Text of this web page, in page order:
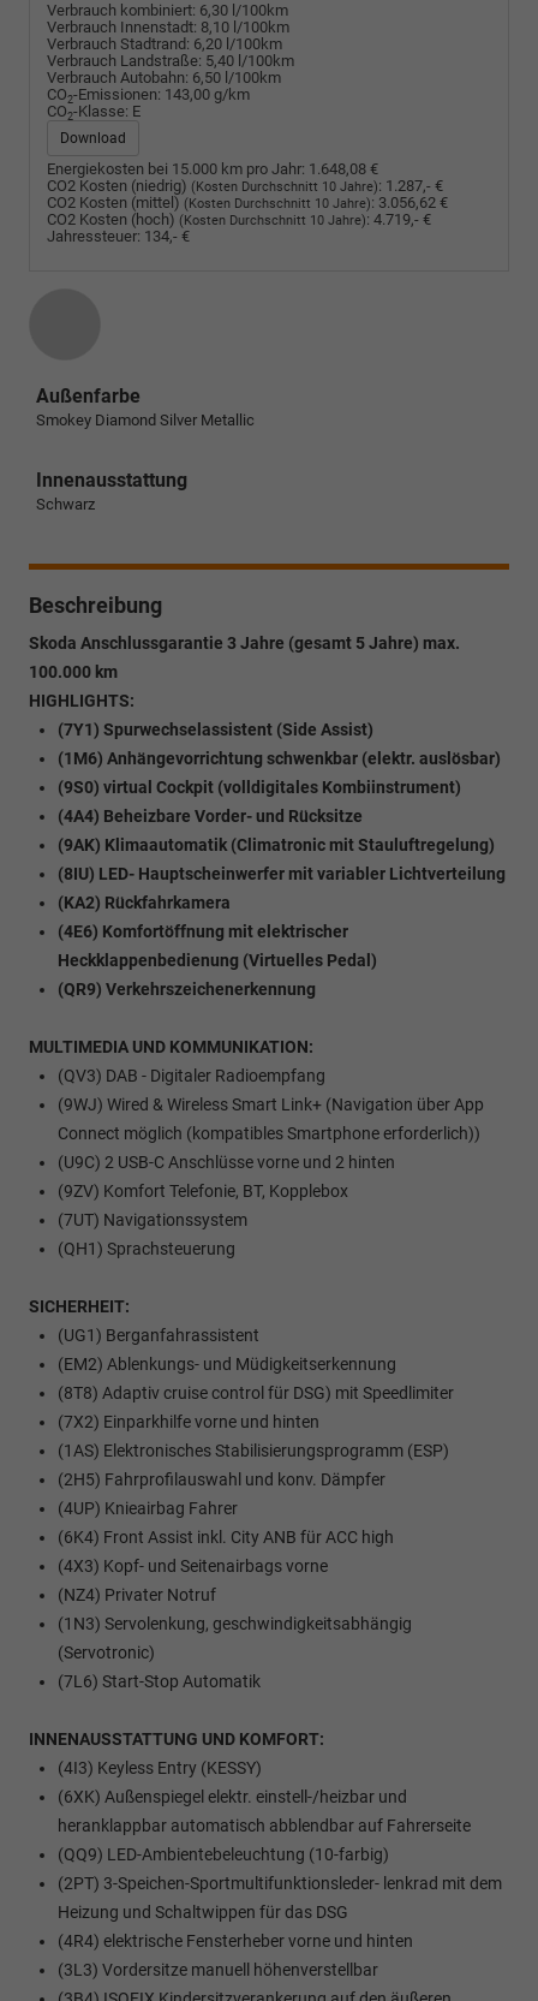
Verbrauch kombiniert: 6,30 l/100km
Verbrauch Innenstadt: 8,10 l/100km
Verbrauch Stadtrand: 6,20 l/100km
Verbrauch Landstraße: 5,40 l/100km
Verbrauch Autobahn: 6,50 l/100km
CO2-Emissionen: 143,00 g/km
CO2-Klasse: E
Download
Energiekosten bei 15.000 km pro Jahr: 1.648,08 €
CO2 Kosten (niedrig) (Kosten Durchschnitt 10 Jahre): 1.287,- €
CO2 Kosten (mittel) (Kosten Durchschnitt 10 Jahre): 3.056,62 €
CO2 Kosten (hoch) (Kosten Durchschnitt 10 Jahre): 4.719,- €
Jahressteuer: 134,- €
Außenfarbe
Smokey Diamond Silver Metallic
Innenausstattung
Schwarz
Beschreibung
Skoda Anschlussgarantie 3 Jahre (gesamt 5 Jahre) max.
100.000 km
HIGHLIGHTS:
(7Y1) Spurwechselassistent (Side Assist)
(1M6) Anhängevorrichtung schwenkbar (elektr. auslösbar)
(9S0) virtual Cockpit (volldigitales Kombiinstrument)
(4A4) Beheizbare Vorder- und Rücksitze
(9AK) Klimaautomatik (Climatronic mit Stauluftregelung)
(8IU) LED- Hauptscheinwerfer mit variabler Lichtverteilung
(KA2) Rückfahrkamera
(4E6) Komfortöffnung mit elektrischer
Heckklappenbedienung (Virtuelles Pedal)
(QR9) Verkehrszeichenerkennung
MULTIMEDIA UND KOMMUNIKATION:
(QV3) DAB - Digitaler Radioempfang
(9WJ) Wired & Wireless Smart Link+ (Navigation über App
Connect möglich (kompatibles Smartphone erforderlich))
(U9C) 2 USB-C Anschlüsse vorne und 2 hinten
(9ZV) Komfort Telefonie, BT, Kopplebox
(7UT) Navigationssystem
(QH1) Sprachsteuerung
SICHERHEIT:
(UG1) Berganfahrassistent
(EM2) Ablenkungs- und Müdigkeitserkennung
(8T8) Adaptiv cruise control für DSG) mit Speedlimiter
(7X2) Einparkhilfe vorne und hinten
(1AS) Elektronisches Stabilisierungsprogramm (ESP)
(2H5) Fahrprofilauswahl und konv. Dämpfer
(4UP) Knieairbag Fahrer
(6K4) Front Assist inkl. City ANB für ACC high
(4X3) Kopf- und Seitenairbags vorne
(NZ4) Privater Notruf
(1N3) Servolenkung, geschwindigkeitsabhängig
(Servotronic)
(7L6) Start-Stop Automatik
INNENAUSSTATTUNG UND KOMFORT:
(4I3) Keyless Entry (KESSY)
(6XK) Außenspiegel elektr. einstell-/heizbar und
heranklappbar automatisch abblendbar auf Fahrerseite
(QQ9) LED-Ambientebeleuchtung (10-farbig)
(2PT) 3-Speichen-Sportmultifunktionsleder- lenkrad mit dem
Heizung und Schaltwippen für das DSG
(4R4) elektrische Fensterheber vorne und hinten
(3L3) Vordersitze manuell höhenverstellbar